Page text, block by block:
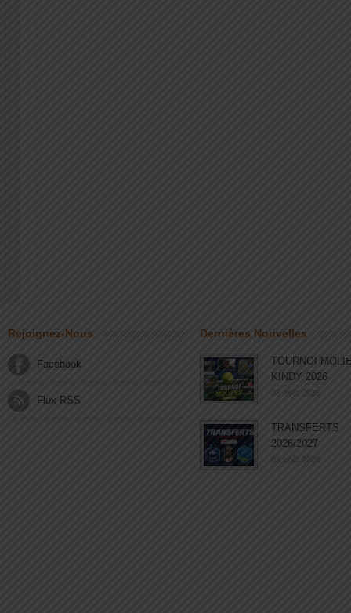
Rejoignez-Nous
Facebook
Flux RSS
Dernières Nouvelles
TOURNOI
KINDY 2026
03 août 2026
TRANSFERTS
2026/2027
03 août 2026